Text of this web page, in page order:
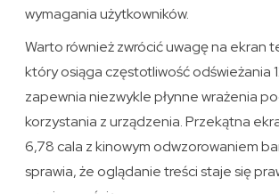
wymagania użytkowników.
Warto również zwrócić uwagę na ekran
który osiąga częstotliwość odświeżania
zapewnia niezwykle płynne wrażenia
korzystania z urządzenia. Przekątna
6,78 cala z kinowym odwzorowaniem
sprawia, że oglądanie treści staje się